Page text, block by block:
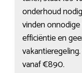
onderhoud
vinden
efficiëntie en
vanaf €890.